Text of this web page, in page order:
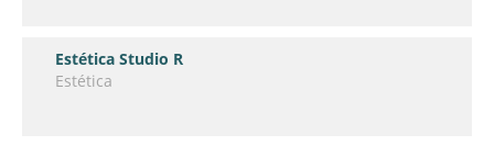
Estética Studio R
Estética